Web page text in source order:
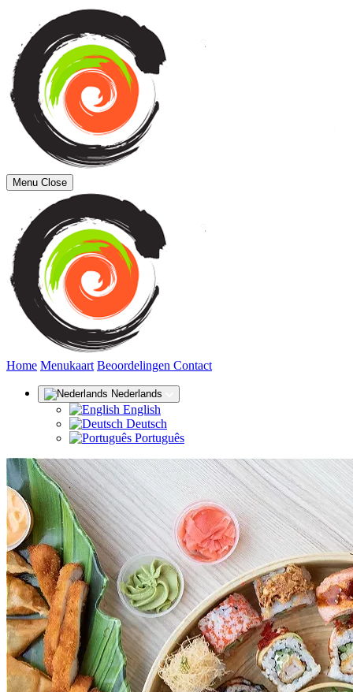
Menu Close
Home Menukaart Beoordelingen Contact(huidige)
Nederlands
English
Deutsch
Português